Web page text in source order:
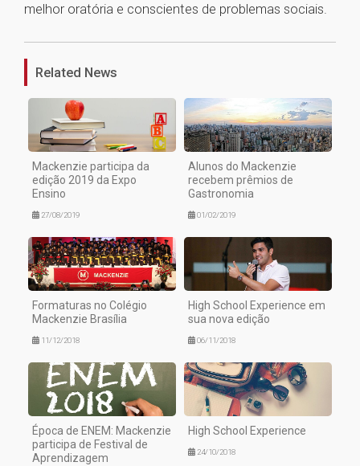
melhor oratória e conscientes de problemas sociais.
1
Related News
Mackenzie participa da
edição 2019 da Expo
Ensino
27/08/2019
Alunos do Mackenzie
recebem prêmios de
Gastronomia
01/02/2019
Formaturas no Colégio
Mackenzie Brasília
11/12/2018
High School Experience em
sua nova edição
06/11/2018
Época de ENEM: Mackenzie
participa de Festival de
Aprendizagem
High School Experience
24/10/2018